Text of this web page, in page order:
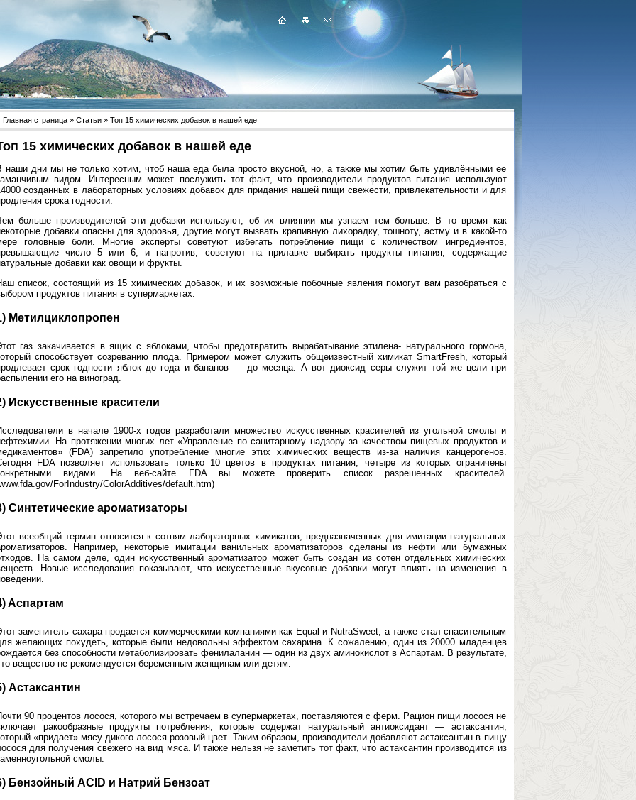
Главная страница» Статьи» Топ 15 химических добавок в нашей еде
15 химических добавок в нашей еде
наши дни мы не только хотим, чтоб наша еда была просто вкусной, но, а также мы хотим быть удивлёнными ее
видом. Интересным может послужить тот факт, что производители продуктов питания используют
созданных в лабораторных условиях добавок для придания нашей пищи свежести, привлекательности и для
срока годности.
больше производителей эти добавки используют, об их влиянии мы узнаем тем больше. В то время как
добавки опасны для здоровья, другие могут вызвать крапивную лихорадку, тошноту, астму и в какой-то
головные боли. Многие эксперты советуют избегать потребление пищи с количеством ингредиентов,
число 5 или 6, и напротив, советуют на прилавке выбирать продукты питания, содержащие
добавки как овощи и фрукты.
список, состоящий из 15 химических добавок, и их возможные побочные явления помогут вам разобраться с
продуктов питания в супермаркетах.
Метилциклопропен
газ закачивается в ящик с яблоками, чтобы предотвратить вырабатывание этилена- натурального гормона,
способствует созреванию плода. Примером может служить общеизвестный химикат SmartFresh, который
срок годности яблок до года и бананов — до месяца. А вот диоксид серы служит той же цели при
его на виноград.
Искусственные красители
в начале 1900-х годов разработали множество искусственных красителей из угольной смолы и
На протяжении многих лет «Управление по санитарному надзору за качеством пищевых продуктов и
(FDA) запретило употребление многие этих химических веществ из-за наличия канцерогенов.
FDA позволяет использовать только 10 цветов в продуктах питания, четыре из которых ограничены
видами. На веб-сайте FDA вы можете проверить список разрешенных красителей.
ForIndustry/ColorAdditives/default.htm)
Синтетические ароматизаторы
всеобщий термин относится к сотням лабораторных химикатов, предназначенных для имитации натуральных
Например, некоторые имитации ванильных ароматизаторов сделаны из нефти или бумажных
На самом деле, один искусственный ароматизатор может быть создан из сотен отдельных химических
Новые исследования показывают, что искусственные вкусовые добавки могут влиять на изменения в
Aспартам
заменитель сахара продается коммерческими компаниями как Equal и NutraSweet, a также стал спасительным
желающих похудеть, которые были недовольны эффектом сахарина. К сожалению, один из 20000 младенцев
без способности метаболизировать фенилаланин — один из двух аминокислот в Аспартам. В результате,
вещество не рекомендуется беременным женщинам или детям.
Астаксантин
90 процентов лосося, которого мы встречаем в супермаркетах, поставляются с ферм. Рацион пищи лосося не
ракообразные продукты потребления, которые содержат натуральный антиоксидант — астаксантин,
«придает» мясу дикого лосося розовый цвет. Таким образом, производители добавляют астаксантин в пищу
для получения свежего на вид мяса. И также нельзя не заметить тот факт, что астаксантин производится из
смолы.
Бензойный ACID и Натрий Бензоат